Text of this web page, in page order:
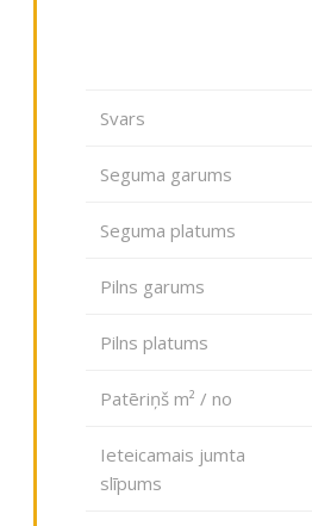
Svars
Seguma garums
Seguma platums
Pilns garums
Pilns platums
Patēriņš m² / no
Ieteicamais jumta
slīpums